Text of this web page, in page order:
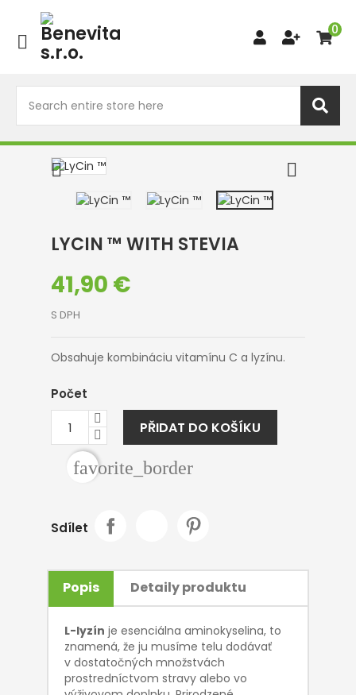

0
 
LYCIN ™ WITH STEVIA
41,90 €
S DPH
Obsahuje kombináciu vitamínu C a lyzínu.
Počet
PŘIDAT DO KOŠÍKU
favorite_border
Sdílet
Popis Detaily produktu
L-lyzín je esenciálna aminokyselina, to
znamená, že ju musíme telu dodávať
v dostatočných množstvách
prostredníctvom stravy alebo vo